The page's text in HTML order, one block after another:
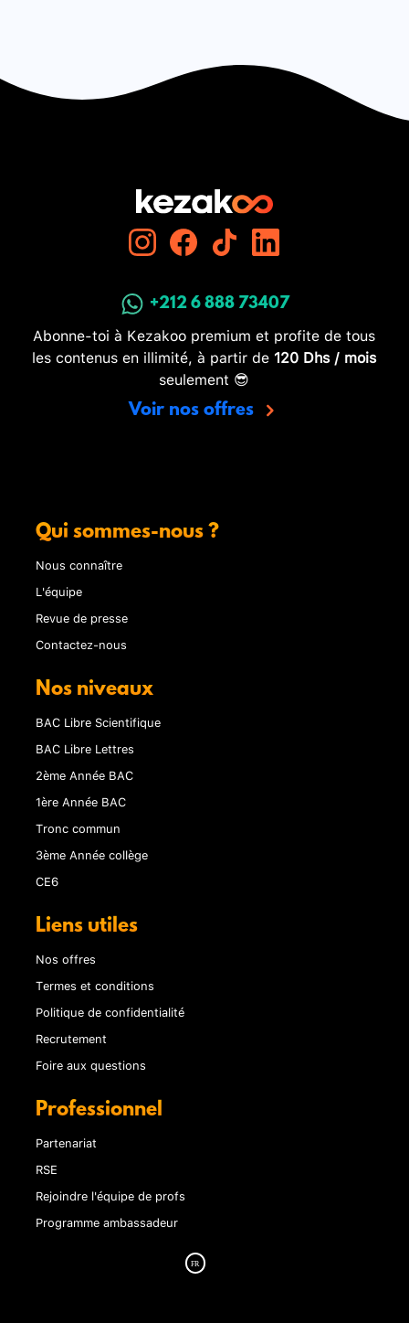
+212 6 888 73407
Abonne-toi à Kezakoo premium et profite de tous
les contenus en illimité, à partir de 120 Dhs / mois
seulement 😎
Voir nos offres
Qui sommes-nous ?
Nous connaître
L'équipe
Revue de presse
Contactez-nous
Nos niveaux
BAC Libre Scientifique
BAC Libre Lettres
2ème Année BAC
1ère Année BAC
Tronc commun
3ème Année collège
CE6
Liens utiles
Nos offres
Termes et conditions
Politique de confidentialité
Recrutement
Foire aux questions
Professionnel
Partenariat
RSE
Rejoindre l'équipe de profs
Programme ambassadeur